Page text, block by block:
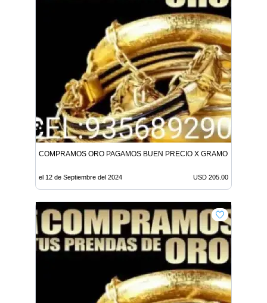
COMPRAMOS ORO PAGAMOS BUEN PRECIO X GRAMO 205
el 12 de Septiembre del 2024 USD 205.00